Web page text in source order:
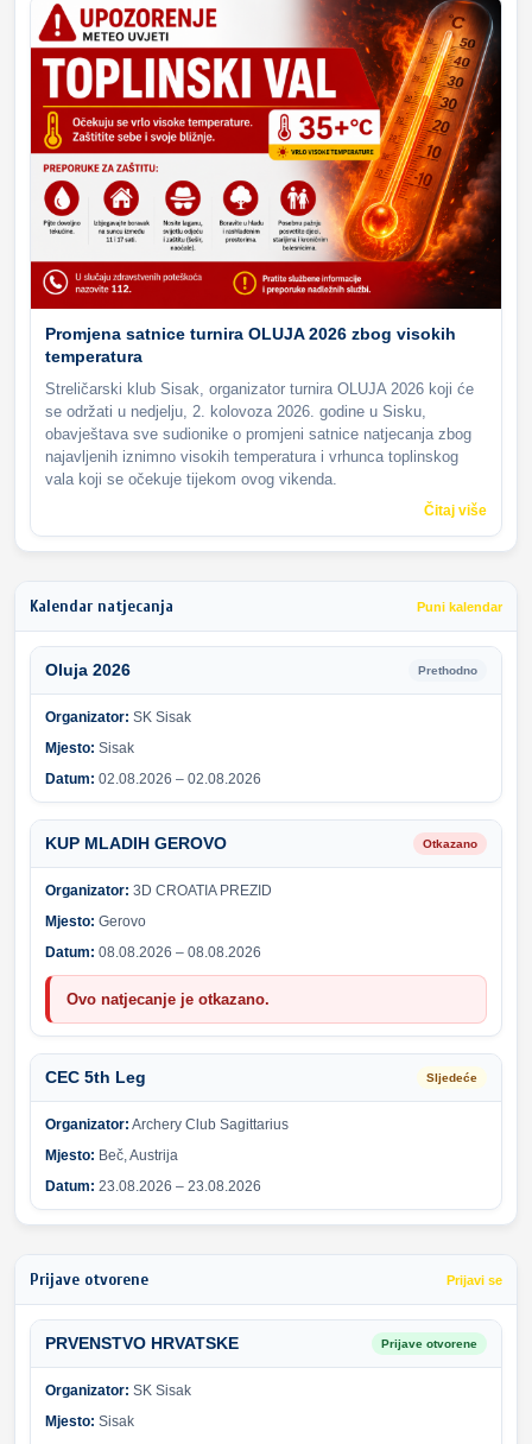
Promjena satnice turnira OLUJA 2026 zbog visokih
temperatura
Streličarski klub Sisak, organizator turnira OLUJA 2026 koji će
se održati u nedjelju, 2. kolovoza 2026. godine u Sisku,
obavještava sve sudionike o promjeni satnice natjecanja zbog
najavljenih iznimno visokih temperatura i vrhunca toplinskog
vala koji se očekuje tijekom ovog vikenda.
Čitaj više
Kalendar natjecanja Puni kalendar
Oluja 2026 Prethodno
Organizator: SK Sisak
Mjesto: Sisak
Datum: 02.08.2026 – 02.08.2026
KUP MLADIH GEROVO Otkazano
Organizator: 3D CROATIA PREZID
Mjesto: Gerovo
Datum: 08.08.2026 – 08.08.2026
Ovo natjecanje je otkazano.
CEC 5th Leg Sljedeće
Organizator: Archery Club Sagittarius
Mjesto: Beč, Austrija
Datum: 23.08.2026 – 23.08.2026
Prijave otvorene Prijavi se
PRVENSTVO HRVATSKE Prijave otvorene
Organizator: SK Sisak
Mjesto: Sisak